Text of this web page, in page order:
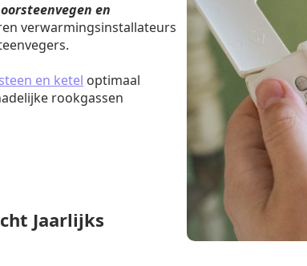
en
verwarmingsinstallateurs
en ketel optimaal
rookgassen
Jaarlijks